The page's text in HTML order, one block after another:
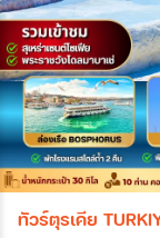
ทัวร์ตุรเคีย